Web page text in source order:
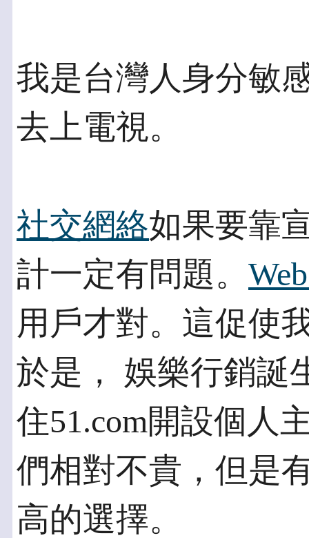
我是台灣人身分敏
去上電視。
社交網絡如果要靠
計一定有問題。
用戶才對。這促使
於是， 娛樂行銷誕
住51.com開設個人
們相對不貴，但是
高的選擇。